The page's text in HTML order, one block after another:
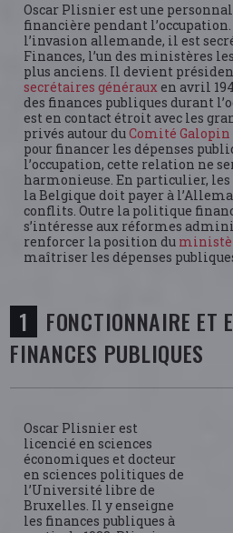
Oscar Plisnier est une
financière pendant
l’invasion allemande, il est
Finances, l’un des ministères
plus anciens. Il devient
secrétaires générauxen avril
des finances publiques durant
est en contact étroit avec les
privés autour duComité Galopin
pour financer les dépenses
l’occupation, cette relation ne
harmonieuse. En particulier, les
la Belgique doit payer à
conflits. Outre la politique
s’intéresse aux réformes
renforcer la position du
maîtriser les dépenses
FONCTIONNAIRE ET
FINANCES PUBLIQUES
Oscar Plisnier est
licencié en sciences
économiques et docteur
en sciences politiques de
l’Université libre de
Bruxelles. Il y enseigne
les finances publiques à